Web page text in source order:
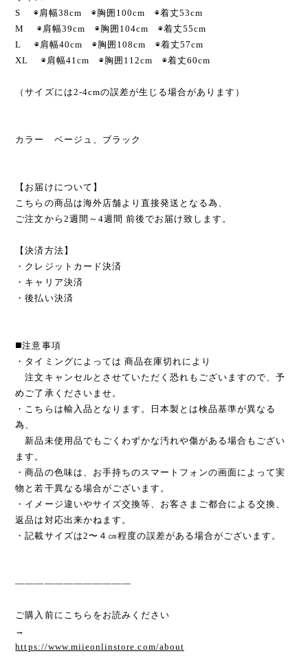
S ◉肩幅38cm ◉胸囲100cm ◉着丈53cm
M ◉肩幅39cm ◉胸囲104cm ◉着丈55cm
L ◉肩幅40cm ◉胸囲108cm ◉着丈57cm
XL ◉肩幅41cm ◉胸囲112cm ◉着丈60cm
（サイズには2-4cmの誤差が生じる場合があります）
カラー ベージュ、ブラック
【お届けについて】
こちらの商品は海外店舗より直接発送となる為、
ご注文から2週間～4週間 前後でお届け致します。
【決済方法】
・クレジットカード決済
・キャリア決済
・後払い決済
◼️注意事項
・タイミングによっては 商品在庫切れにより
注文キャンセルとさせていただく恐れもございますので、予
めご了承くださいませ。
・こちらは輸入品となります。日本製とは検品基準が異なる
為、
新品未使用品でもごくわずかな汚れや傷がある場合もござい
ます。
・商品の色味は、お手持ちのスマートフォンの画面によって実
物と若干異なる場合がございます。
・イメージ違いやサイズ交換等、お客さまご都合による交換、
返品は対応出来かねます。
・記載サイズは2〜４㎝程度の誤差がある場合がございます。
————————————
ご購入前にこちらをお読みください
→
https://www.miieonlinstore.com/about